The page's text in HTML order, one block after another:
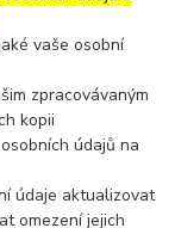
vaše osobní
zpracovávaným
kopii
údajů na
údaje aktualizovat
omezení jejich